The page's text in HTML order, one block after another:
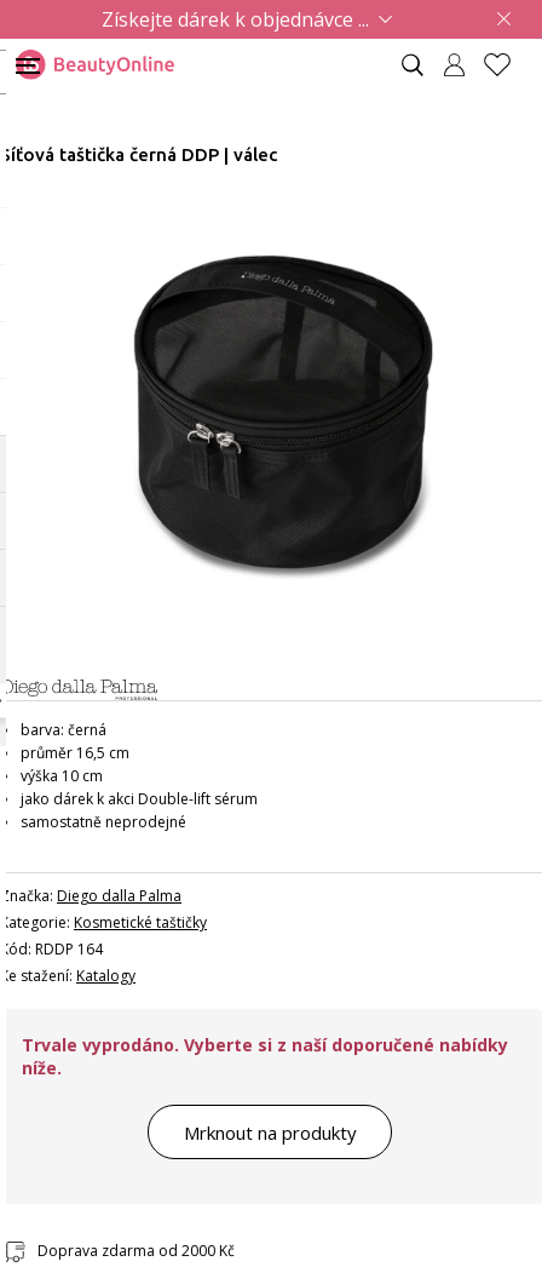
Získejte dárek k objednávce ...
Síťová taštička černá DDP | válec
barva: černá
průměr 16,5 cm
výška 10 cm
jako dárek k akci Double-lift sérum
samostatně neprodejné
Značka: Diego dalla Palma
Kategorie: Kosmetické taštičky
Kód: RDDP 164
Ke stažení: Katalogy
Trvale vyprodáno. Vyberte si z naší doporučené nabídky
níže.
Mrknout na produkty
Doprava zdarma od 2000 Kč